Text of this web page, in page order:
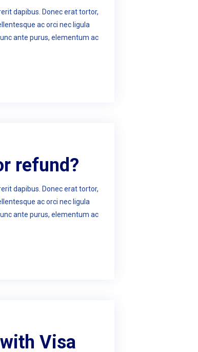
dapibus. Donec erat tortor,
ac orci nec ligula
ante purus, elementum ac
refund?
dapibus. Donec erat tortor,
ac orci nec ligula
ante purus, elementum ac
Visa